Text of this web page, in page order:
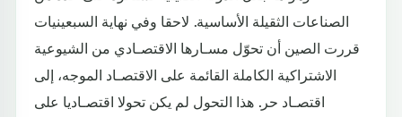
الصناعات الثقيلة الأساسية. لاحقا وفي نهاية السبعينيات
قررت الصين أن تحوّل مسـارها الاقتصـادي من الشيوعية
الاشتراكية الكاملة القائمة على الاقتصـاد الموجه، إلى
اقتصـاد حر. هذا التحول لم يكن تحولا اقتصـاديا على